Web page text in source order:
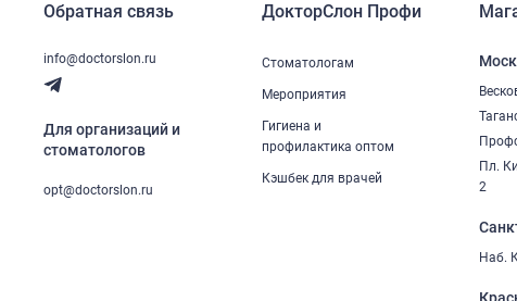
Обратная связь
info@doctorslon.ru
Для организаций и
стоматологов
opt@doctorslon.ru
ДокторСлон Профи
Стоматологам
Мероприятия
Гигиена и
профилактика оптом
Кэшбек для врачей
Пл.
2
Наб.